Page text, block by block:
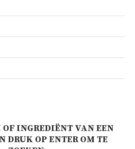
INGREDIËNT VAN EEN
DRUK OP ENTER OM TE